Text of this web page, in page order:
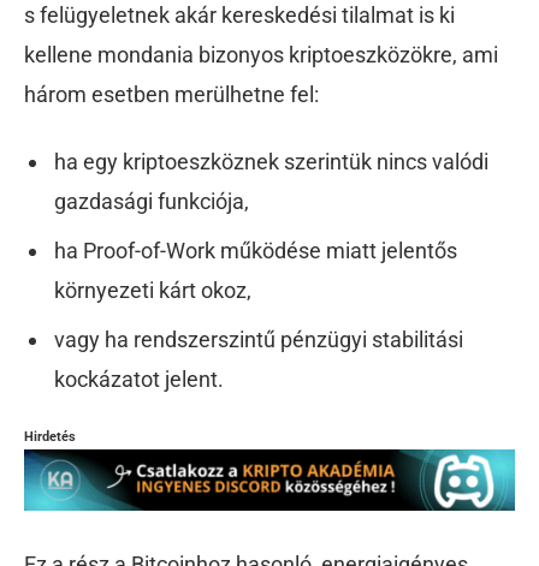
s felügyeletnek akár kereskedési tilalmat is ki
kellene mondania bizonyos kriptoeszközökre, ami
három esetben merülhetne fel:
ha egy kriptoeszköznek szerintük nincs valódi
gazdasági funkciója,
ha Proof-of-Work működése miatt jelentős
környezeti kárt okoz,
vagy ha rendszerszintű pénzügyi stabilitási
kockázatot jelent.
Hirdetés